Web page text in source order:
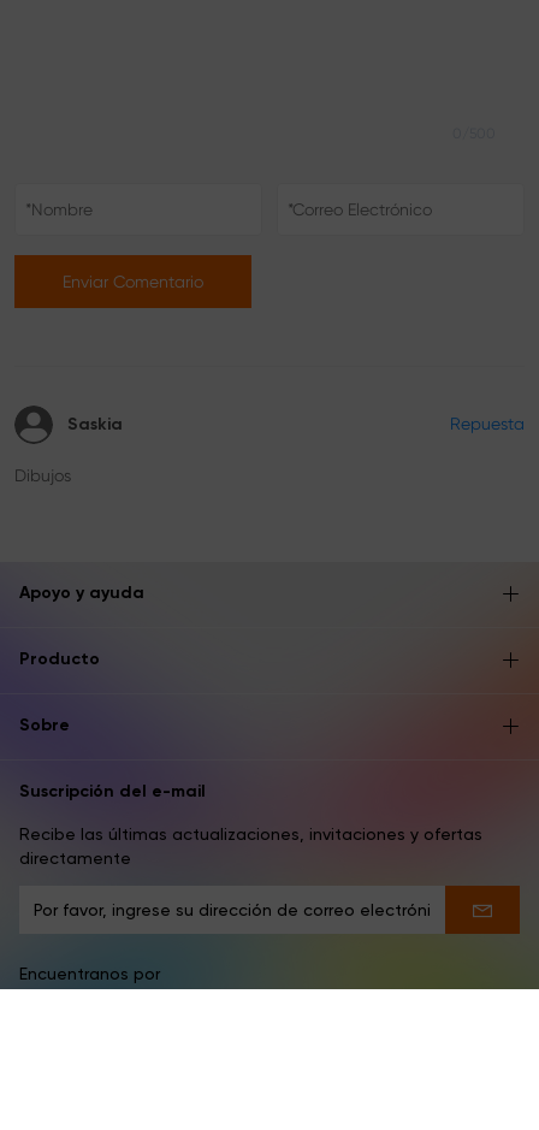
Enviar Comentario
Saskia Repuesta
Apoyo y ayuda
Producto
Sobre
Suscripción del e-mail
Recibe las últimas actualizaciones, invitaciones y ofertas
directamente
Encuentranos por